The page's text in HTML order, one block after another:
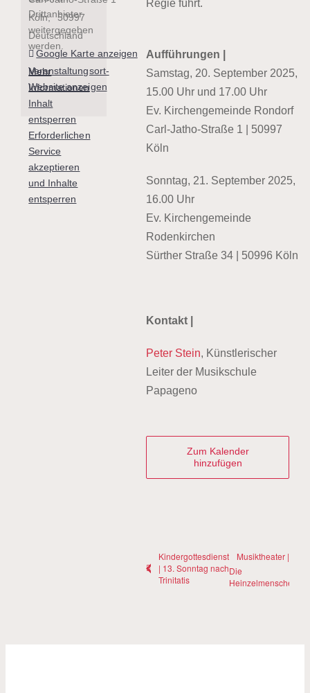
Regie führt.
Aufführungen |
Samstag, 20. September 2025,
15.00 Uhr und 17.00 Uhr
Ev. Kirchengemeinde Rondorf
Carl-Jatho-Straße 1 | 50997
Köln
Sonntag, 21. September 2025,
16.00 Uhr
Ev. Kirchengemeinde
Rodenkirchen
Sürther Straße 34 | 50996 Köln
Kontakt |
Peter Stein, Künstlerischer
Leiter der Musikschule
Papageno
Zum Kalender
hinzufügen
Kindergottesdienst
| 13. Sonntag nach
Trinitatis
Musiktheater |
Die
Heinzelmenschen
Köln,
50997
Deutschland
Google Karte anzeigen
Veranstaltungsort-
Website anzeigen
Drittanbieter
weitergegeben
werden.
Mehr
Informationen
Inhalt
entsperren
Erforderlichen
Service
akzeptieren
und Inhalte
entsperren